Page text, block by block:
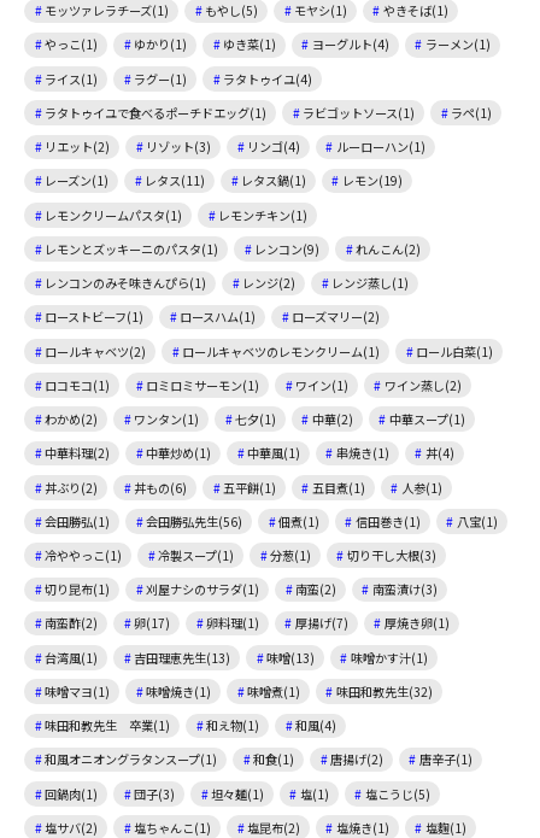
モッツァレラチーズ(1)
もやし(5) モヤシ(1)
やきそば(1)
やっこ(1)
ゆかり(1) ゆき菜(1) ヨーグルト(4)
ラーメン(1)
ライス(1)
ラグー(1)
ラタトゥイユ(4)
ラタトゥイユで食べるポーチドエッグ(1)
ラビゴットソース(1)
ラペ(1)
リエット(2)
リゾット(3) リンゴ(4)
ルーローハン(1)
レーズン(1)
レタス(11) レタス鍋(1)
レモン(19)
レモンクリームパスタ(1)
レモンチキン(1)
レモンとズッキーニのパスタ(1)
レンコン(9)
れんこん(2)
レンコンのみそ味きんぴら(1)
レンジ(2)
レンジ蒸し(1)
ローストビーフ(1)
ロースハム(1)
ローズマリー(2)
ロールキャベツ(2)
ロールキャベツのレモンクリーム(1)
ロール白菜(1)
ロコモコ(1)
ロミロミサーモン(1) ワイン(1)
ワイン蒸し(2)
わかめ(2)
ワンタン(1) 七夕(1) 中華(2)
中華スープ(1)
中華料理(2)
中華炒め(1) 中華風(1) 串焼き(1)
丼(4)
丼ぶり(2)
丼もの(6) 五平餅(1) 五目煮(1)
人参(1)
会田勝弘(1)
会田勝弘先生(56) 佃煮(1) 信田巻き(1)
八宝(1)
冷ややっこ(1)
冷製スープ(1) 分葱(1)
切り干し大根(3)
切り昆布(1)
刈屋ナシのサラダ(1) 南蛮(2)
南蛮漬け(3)
南蛮酢(2)
卵(17) 卵料理(1) 厚揚げ(7)
厚焼き卵(1)
台湾風(1)
吉田理恵先生(13) 味噌(13)
味噌かす汁(1)
味噌マヨ(1)
味噌焼き(1) 味噌煮(1)
味田和教先生(32)
味田和教先生 卒業(1)
和え物(1)
和風(4)
和風オニオングラタンスープ(1)
和食(1) 唐揚げ(2)
唐辛子(1)
回鍋肉(1)
団子(3) 坦々麺(1) 塩(1)
塩こうじ(5)
塩サバ(2)
塩ちゃんこ(1) 塩昆布(2) 塩焼き(1)
塩麴(1)